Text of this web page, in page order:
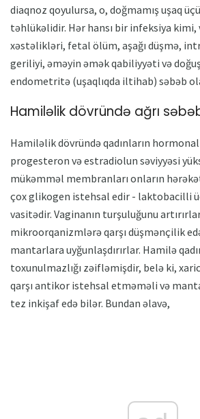
diaqnoz qoyulursa, o, doğmamış uşaq
təhlükəlidir. Hər hansı bir infeksiya
xəstəlikləri, fetal ölüm, aşağı düşmə,
geriliyi, əməyin əmək qabiliyyəti və
endometritə (uşaqlıqda iltihab) səbəb
Hamiləlik dövründə ağrı
Hamiləlik dövründə qadınların
progesteron və estradiolun səviyyəsi
mükəmməl membranları onların
çox glikogen istehsal edir - laktobacilli
vasitədir. Vaginanın turşuluğunu
mikroorqanizmlərə qarşı düşmənçilik
mantarlara uyğunlaşdırırlar. Hamilə
toxunulmazlığı zəifləmişdir, belə ki,
qarşı antikor istehsal etməməli və
tez inkişaf edə bilər. Bundan əlavə,